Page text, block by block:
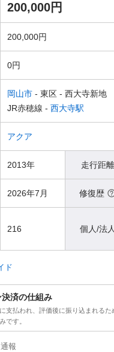
200,000円
200,000円
0円
岡山市 - 東区 - 西大寺新地
JR赤穂線 - 西大寺駅
アクア
2013年 走行距離
2026年7月 修復歴
216 個人/法人
ド
済の仕組み
支払われ、評価後に振り込まれるた
です。
通報